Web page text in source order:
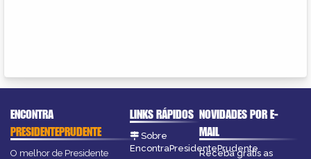
ENCONTRA
PRESIDENTEPRUDENTE
O melhor de Presidente
LINKS RÁPIDOS
Sobre
EncontraPresidentePrudente
NOVIDADES POR E-
MAIL
Receba grátis as